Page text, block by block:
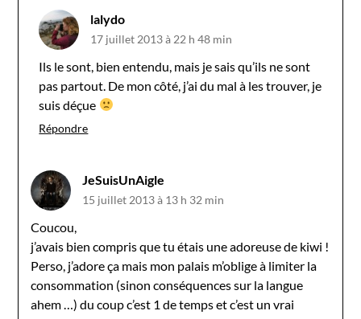
lalydo
17 juillet 2013 à 22 h 48 min
Ils le sont, bien entendu, mais je sais qu’ils ne sont
pas partout. De mon côté, j’ai du mal à les trouver, je
suis déçue
Répondre
JeSuisUnAigle
15 juillet 2013 à 13 h 32 min
Coucou,
j’avais bien compris que tu étais une adoreuse de kiwi !
Perso, j’adore ça mais mon palais m’oblige à limiter la
consommation (sinon conséquences sur la langue
ahem …) du coup c’est 1 de temps et c’est un vrai